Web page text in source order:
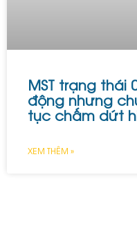
MST trạng thái
động nhưng
tục chấm dứt
XEM THÊM »